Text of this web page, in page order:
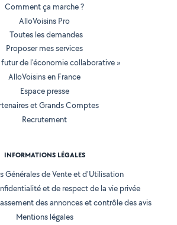
Comment ça marche ?
AlloVoisins Pro
Toutes les demandes
Proposer mes services
futur de l'économie collaborative »
AlloVoisins en France
Espace presse
et Grands Comptes
Recrutement
INFORMATIONS LÉGALES
Générales de Vente et d'Utilisation
et de respect de la vie privée
des annonces et contrôle des avis
Mentions légales